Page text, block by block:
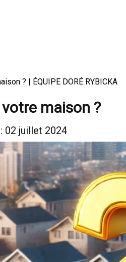
? | ÉQUIPE DORÉ RYBICKA
maison ?
02 juillet 2024